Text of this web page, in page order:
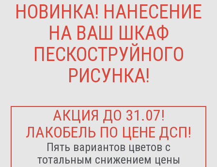
НОВИНКА! НАНЕСЕНИЕ
НА ВАШ ШКАФ
ПЕСКОСТРУЙНОГО
РИСУНКА!
АКЦИЯ ДО 31.07!
ЛАКОБЕЛЬ ПО ЦЕНЕ ДСП!
Пять вариантов цветов с
тотальным снижением цены